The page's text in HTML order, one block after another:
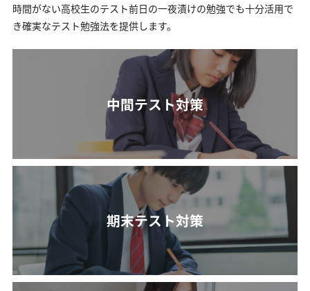
時間がない高校生のテスト前日の一夜漬けの勉強でも十分活用で
き確実なテスト勉強法を提供します。
中間テスト対策
期末テスト対策